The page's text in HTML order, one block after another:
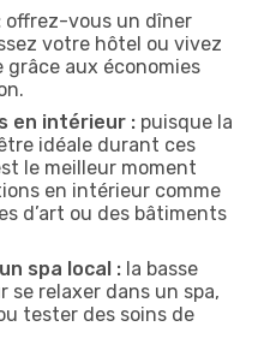
offrez-vous un dîner
votre hôtel ou vivez
grâce aux économies
en intérieur : puisque la
idéale durant ces
le meilleur moment
en intérieur comme
d’art ou des bâtiments
spa local : la basse
se relaxer dans un spa,
tester des soins de